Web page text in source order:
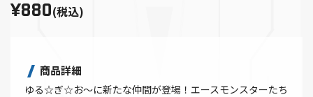
¥880(税込)
商品詳細
ゆる☆ぎ☆お～に新たな仲間が登場！エースモンスターたち